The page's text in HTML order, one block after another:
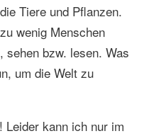
Tiere und Pflanzen.
wenig Menschen
sehen bzw. lesen. Was
um die Welt zu
Leider kann ich nur im